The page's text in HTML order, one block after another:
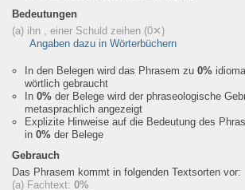
Bedeutungen
(a) ihn , einer Schuld zeihen (0✕)
Angaben dazu in Wörterbüchern
In den Belegen wird das Phrasem zu 0%
wörtlich gebraucht
In 0% der Belege wird der phraseologische
metasprachlich angezeigt
Explizite Hinweise auf die Bedeutung des
in 0% der Belege
Gebrauch
Das Phrasem kommt in folgenden Textsorten vor:
(a) Fachtext: 0%